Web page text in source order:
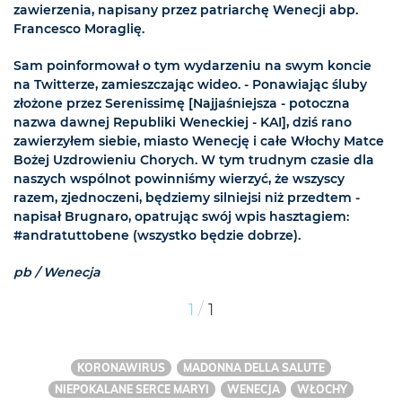
zawierzenia, napisany przez patriarchę Wenecji abp.
Francesco Moraglię.
Sam poinformował o tym wydarzeniu na swym koncie
na Twitterze, zamieszczając wideo. - Ponawiając śluby
złożone przez Serenissimę [Najjaśniejsza - potoczna
nazwa dawnej Republiki Weneckiej - KAI], dziś rano
zawierzyłem siebie, miasto Wenecję i całe Włochy Matce
Bożej Uzdrowieniu Chorych. W tym trudnym czasie dla
naszych wspólnot powinniśmy wierzyć, że wszyscy
razem, zjednoczeni, będziemy silniejsi niż przedtem -
napisał Brugnaro, opatrując swój wpis hasztagiem:
#andratuttobene (wszystko będzie dobrze).
pb / Wenecja
1 / 1
KORONAWIRUS
MADONNA DELLA SALUTE
NIEPOKALANE SERCE MARYI
WENECJA WŁOCHY